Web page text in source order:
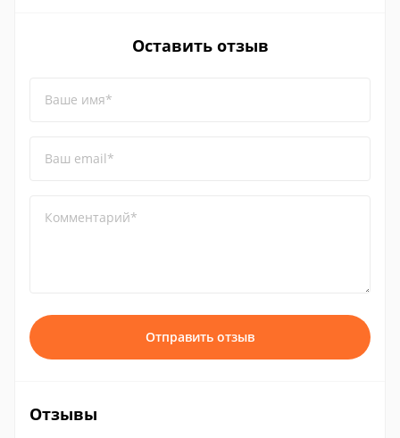
Оставить отзыв
Ваше имя*
Ваш email*
Комментарий*
Отправить отзыв
Отзывы